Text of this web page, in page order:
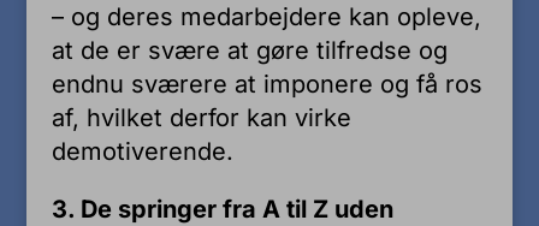
– og deres medarbejdere kan opleve,
at de er svære at gøre tilfredse og
endnu sværere at imponere og få ros
af, hvilket derfor kan virke
demotiverende.
3. De springer fra A til Z uden